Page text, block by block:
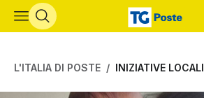
Vai al contenuto principale
L'ITALIA DI POSTE INIZIATIVE LOCALI